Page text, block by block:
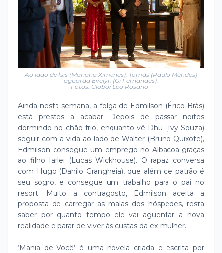
Ao lado de Ísis (Mariana Ximenes), Tomás (Paulo Mendes)
aguarda Evelyn (Gi Fernandes).
Fotos: Globo/ Léo Rosario
Ainda nesta semana, a folga de Edmilson (Érico Brás)
está prestes a acabar. Depois de passar noites
dormindo no chão frio, enquanto vê Dhu (Ivy Souza)
seguir com a vida ao lado de Walter (Bruno Quixote),
Edmilson consegue um emprego no Albacoa graças
ao filho Iarlei (Lucas Wickhouse). O rapaz conversa
com Hugo (Danilo Grangheia), que além de patrão é
seu sogro, e consegue um trabalho para o pai no
resort. Muito a contragosto, Edmilson aceita a
proposta de carregar as malas dos hóspedes, resta
saber por quanto tempo ele vai aguentar a nova
realidade e parar de viver às custas da ex-mulher.
‘Mania de Você’ é uma novela criada e escrita por